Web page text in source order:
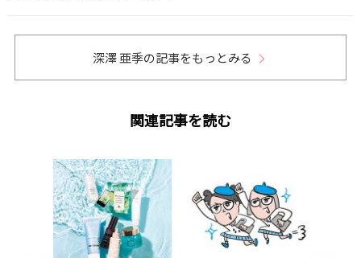
深澤 亜季の記事をもっとみる
関連記事を読む